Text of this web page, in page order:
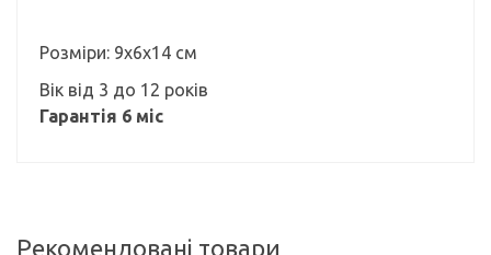
Розміри: 9x6x14 см
Вік від 3 до 12 років
Гарантія 6 міс
Рекомендовані товари